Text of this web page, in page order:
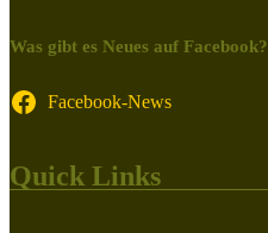
Was gibt es Neues auf Facebook?
Facebook-News
Quick Links